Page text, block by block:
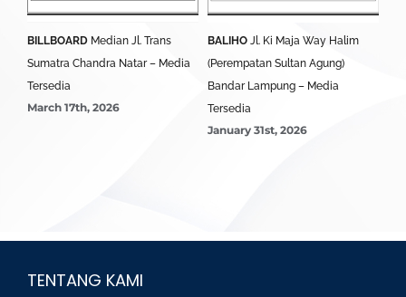
BILLBOARD Median Jl. Trans
Sumatra Chandra Natar – Media
Tersedia
March 17th, 2026
BALIHO Jl. Ki Maja Way Halim
(Perempatan Sultan Agung)
Bandar Lampung – Media
Tersedia
January 31st, 2026
TENTANG KAMI